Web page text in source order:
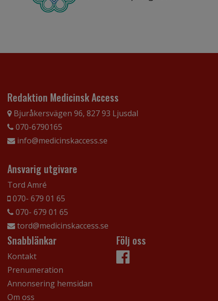
Redaktion Medicinsk Access
Bjuråkersvägen 96, 827 93 Ljusdal
070-6790165
info@medicinskaccess.se
Ansvarig utgivare
Tord Amré
070- 679 01 65
070- 679 01 65
tord@medicinskaccess.se
Snabblänkar
Kontakt
Prenumeration
Annonsering hemsidan
Om oss
Följ oss